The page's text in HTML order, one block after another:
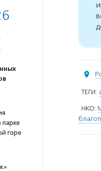
парке
горе
ТЕГИ:
НКО: